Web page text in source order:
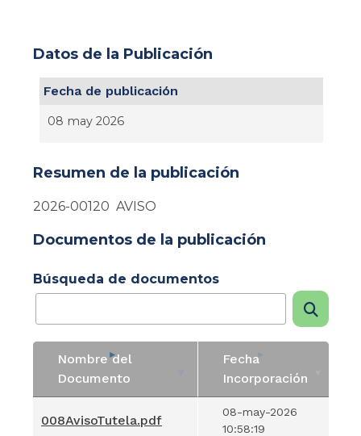
Datos de la Publicación
Fecha de publicación
08 may 2026
Resumen de la publicación
2026-00120 AVISO
Documentos de la publicación
Búsqueda de documentos
Nombre del
Documento
Fecha
Incorporación
Documento
Fecha
Incorporación
008AvisoTutela.pdf
08-may-2026
10:58:19